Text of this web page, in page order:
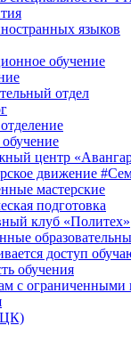
языков
обучение
отдел
центр
движение
мастерские
подготовка
клуб «Политех»
доступ
обучения
с ограниченными